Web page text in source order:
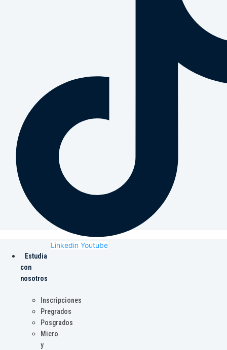
Linkedin Youtube
Estudia
con
nosotros
Inscripciones
Pregrados
Posgrados
Micro
y